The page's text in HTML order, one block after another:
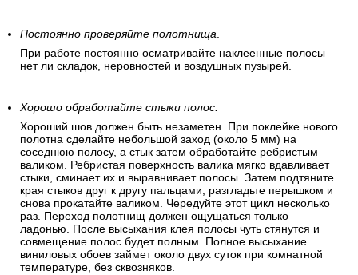
Постоянно проверяйте полотнища.
При работе постоянно осматривайте наклеенные полосы –
нет ли складок, неровностей и воздушных пузырей.
Хорошо обработайте стыки полос.
Хороший шов должен быть незаметен. При поклейке нового
полотна сделайте небольшой заход (около 5 мм) на
соседнюю полосу, а стык затем обработайте ребристым
валиком. Ребристая поверхность валика мягко вдавливает
стыки, сминает их и выравнивает полосы. Затем подтяните
края стыков друг к другу пальцами, разгладьте перышком и
снова прокатайте валиком. Чередуйте этот цикл несколько
раз. Переход полотнищ должен ощущаться только
ладонью. После высыхания клея полосы чуть стянутся и
совмещение полос будет полным. Полное высыхание
виниловых обоев займет около двух суток при комнатной
температуре, без сквозняков.